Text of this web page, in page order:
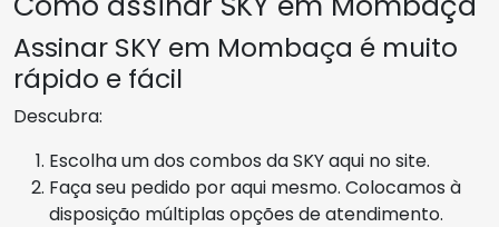
Assinar SKY em Mombaça é muito
rápido e fácil
Descubra:
Escolha um dos combos da SKY aqui no site.
Faça seu pedido por aqui mesmo. Colocamos à
disposição múltiplas opções de atendimento.